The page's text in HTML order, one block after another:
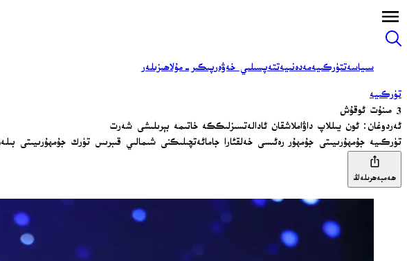
سىياسەتتۈركىيەمەدەنىيەتتەپسىلىي خەۋەرپىكىر-مۇلاھىزىلەر
تۈركىيە
3 مىنۇت ئوقۇش
ئەردوغان: ئون يىللاپ داۋاملاشقان ئادالەتسىزلىككە خاتىمە بېرىلىشى شەرت
تۈركىيە جۇمھۇرىيىتى جۇمھۇر رەئىسى خەلقئارا جامائەتچىلىكنى شىمالىي قىبرىس تۈرك جۇمھۇرىيىتى
ھەمبەھرىلەڭ